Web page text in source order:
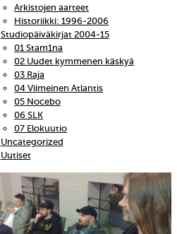
Arkistojen aarteet
Historiikki: 1996-2006
Studiopäiväkirjat 2004-15
01 Stam1na
02 Uudet kymmenen käskyä
03 Raja
04 Viimeinen Atlantis
05 Nocebo
06 SLK
07 Elokuutio
Uncategorized
Uutiset